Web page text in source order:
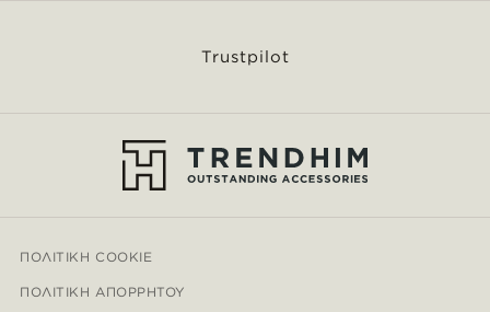
Trustpilot
ΠΟΛΙΤΙΚΉ COOKIE
ΠΟΛΙΤΙΚΉ ΑΠΟΡΡΉΤΟΥ